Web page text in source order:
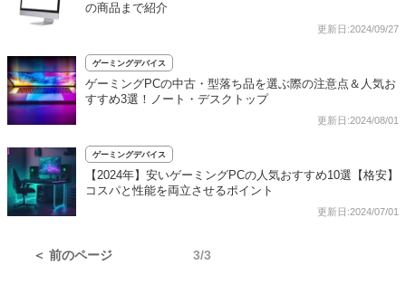
の商品まで紹介
更新日:2024/09/27
ゲーミングデバイス
ゲーミングPCの中古・型落ち品を選ぶ際の注意点＆人気お
すすめ3選！ノート・デスクトップ
更新日:2024/08/01
ゲーミングデバイス
【2024年】安いゲーミングPCの人気おすすめ10選【格安】
コスパと性能を両立させるポイント
更新日:2024/07/01
＜ 前のページ 3/3